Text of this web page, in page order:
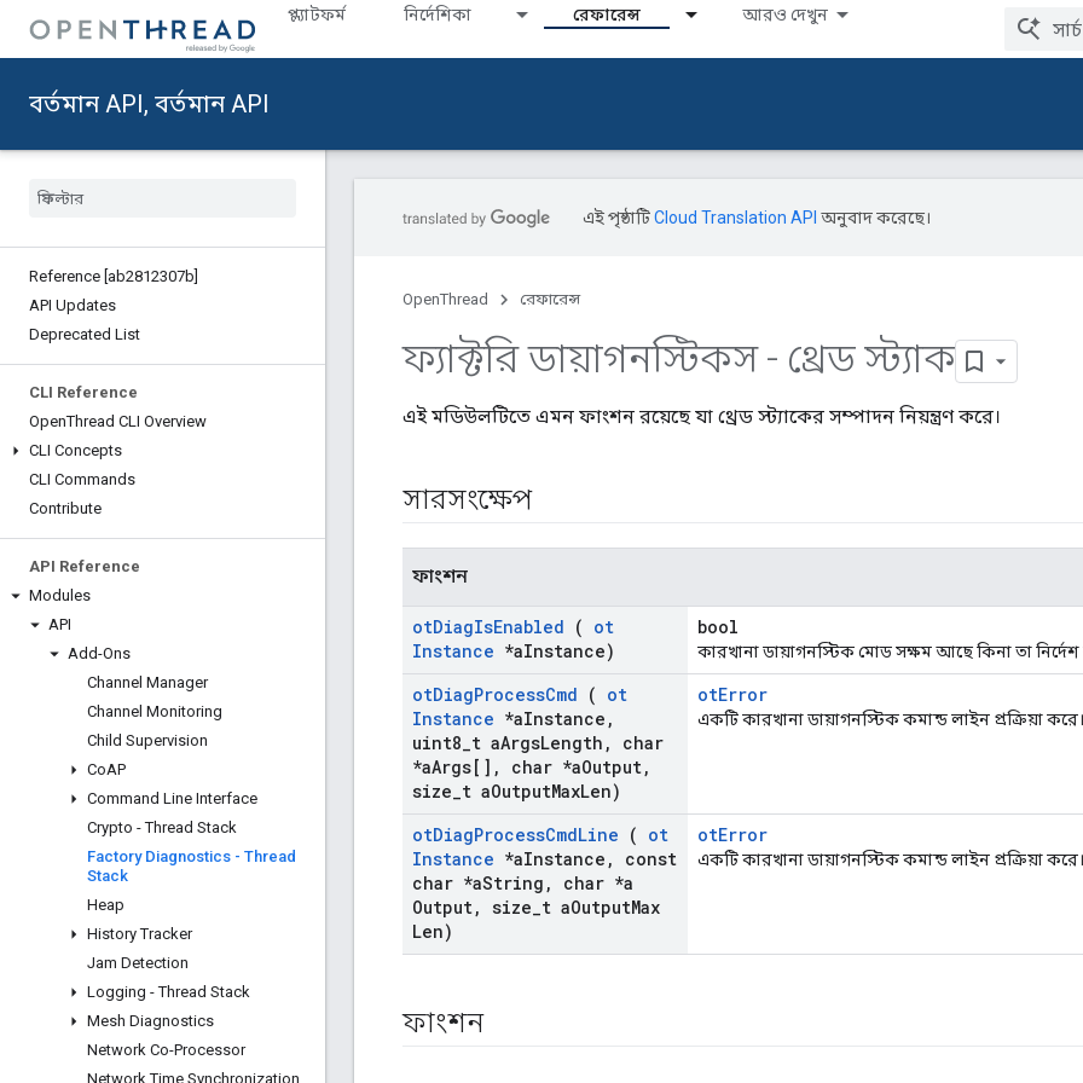
প্ল্যাটফর্ম নির্দেশিকা রেফারেন্স আরও দেখুন
বর্তমান API, বর্তমান API
Reference [ab2812307b]
API Updates
Deprecated List
CLI Reference
OpenThread CLI Overview
CLI Concepts
CLI Commands
Contribute
API Reference
Modules
API
Add-Ons
Channel Manager
Channel Monitoring
Child Supervision
CoAP
Command Line Interface
Crypto - Thread Stack
Factory Diagnostics - Thread
Stack
Heap
History Tracker
Jam Detection
Logging - Thread Stack
Mesh Diagnostics
Network Co-Processor
Network Time Synchronization
এই পৃষ্ঠাটিCloud Translation API অনুবাদ করেছে।
OpenThread রেফারেন্স
ফ্যাক্টরি ডায়াগনস্টিকস - থ্রেড স্ট্যাক
এই মডিউলটিতে এমন ফাংশন রয়েছে যা থ্রেড স্ট্যাকের সম্পাদন নিয়ন্ত্রণ করে।
সারসংক্ষেপ
ফাংশন
otDiagIsEnabled ( ot
Instance *aInstance)
bool
কারখানা ডায়াগনস্টিক মোড সক্ষম আছে কিনা তা নির্দেশ
otDiagProcessCmd ( ot
Instance *aInstance ,
uint8 t aArgsLength ,
char
*aArgs[] , char *aOutput,
size t aOutputMaxLen)
otError
একটি কারখানা ডায়াগনস্টিক কমান্ড লাইন প্রক্রিয়া করে।
otDiagProcessCmdLine ( ot
Instance *aInstance ,
const
char *aString ,
char *a
Output, size t aOutputMax
Len)
otError
একটি কারখানা ডায়াগনস্টিক কমান্ড লাইন প্রক্রিয়া করে।
ফাংশন